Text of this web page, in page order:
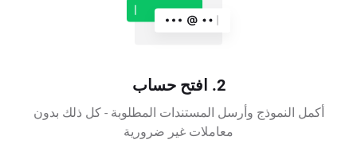
2. افتح حساب
أكمل النموذج وأرسل المستندات المطلوبة - كل ذلك بدون
معاملات غير ضرورية